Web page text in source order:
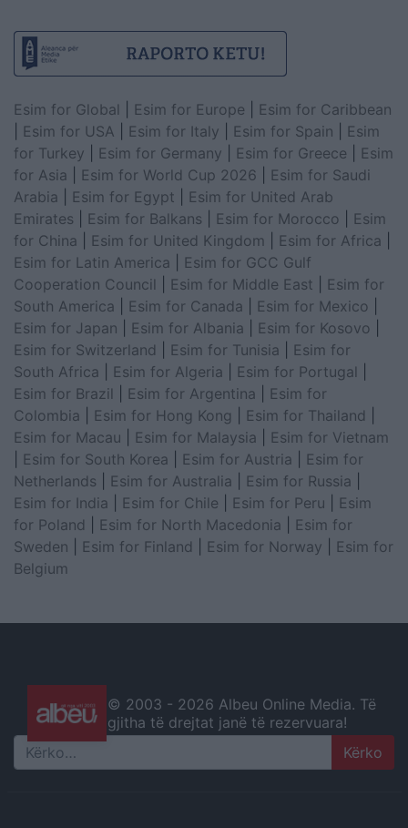
Esim for Global Esim for Europe
Esim for Caribbean
Esim for USA Esim for Italy Esim for Spain
Esim
for Turkey
Esim for Germany Esim for Greece
Esim
for Asia
Esim for World Cup 2026
Esim for Saudi
Arabia
Esim for Egypt
Esim for United Arab
Emirates
Esim for Balkans Esim for Morocco
Esim
for China
Esim for United Kingdom Esim for Africa
Esim for Latin America
Esim for GCC Gulf
Cooperation Council
Esim for Middle East
Esim for
South America
Esim for Canada Esim for Mexico
Esim for Japan
Esim for Albania Esim for Kosovo
Esim for Switzerland
Esim for Tunisia
Esim for
South Africa
Esim for Algeria Esim for Portugal
Esim for Brazil
Esim for Argentina
Esim for
Colombia
Esim for Hong Kong Esim for Thailand
Esim for Macau
Esim for Malaysia
Esim for Vietnam
Esim for South Korea Esim for Austria
Esim for
Netherlands
Esim for Australia Esim for Russia
Esim for India
Esim for Chile Esim for Peru
Esim
for Poland
Esim for North Macedonia
Esim for
Sweden
Esim for Finland Esim for Norway
Esim for
Belgium
© 2003 - 2026 Albeu Online Media. Të
gjitha të drejtat janë të rezervuara!
Search